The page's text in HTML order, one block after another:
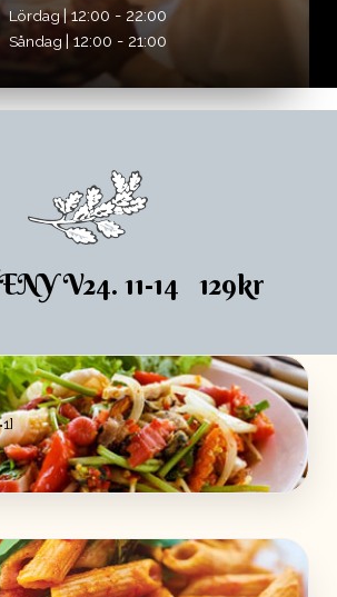
Lördag| 12:00 - 22:00
Såndag | 12:00 - 21:00
V24. 11-14 129kr